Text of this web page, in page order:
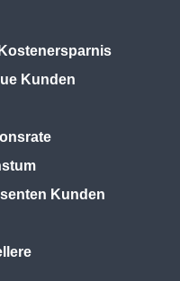
Kunden
Kunden